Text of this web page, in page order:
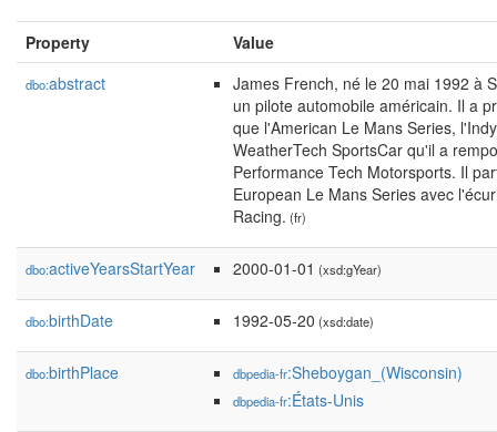
Property Value
dbo:abstract
James French, né le 20 mai 1992 à
un pilote automobile américain. Il a
que l'American Le Mans Series,
WeatherTech SportsCar qu'il a
Performance Tech Motorsports. Il
European Le Mans Series avec
Racing. (fr)
dbo:activeYearsStartYear 2000-01-01 (xsd:gYear)
dbo:birthDate 1992-05-20 (xsd:date)
dbo:birthPlace dbpedia-fr:Sheboygan_(Wisconsin)
dbpedia-fr:États-Unis